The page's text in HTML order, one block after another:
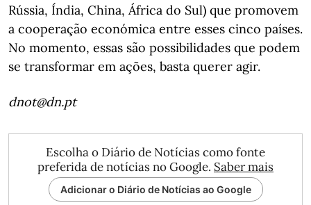
Rússia, Índia, China, África do Sul) que promovem
a cooperação económica entre esses cinco países.
No momento, essas são possibilidades que podem
se transformar em ações, basta querer agir.
dnot@dn.pt
Escolha o Diário de Notícias como fonte
preferida de notícias no Google. Saber mais
Adicionar o Diário de Notícias ao Google